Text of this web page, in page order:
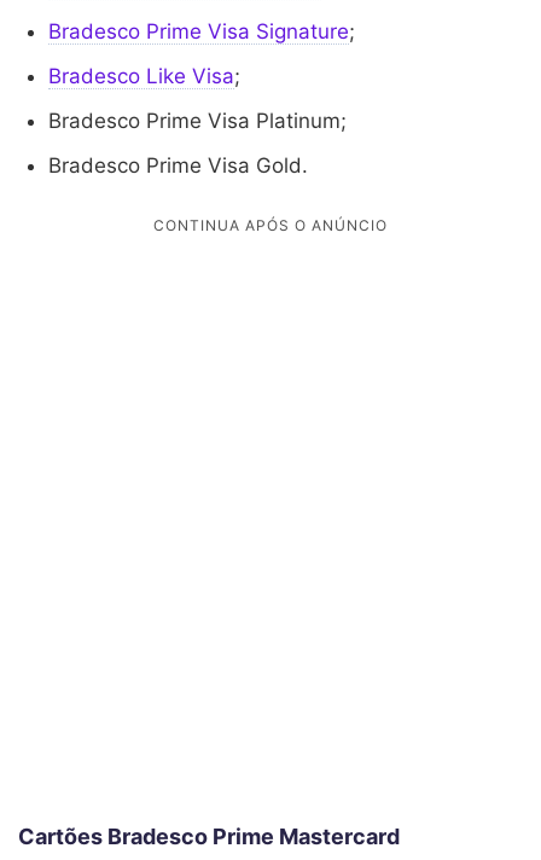
Bradesco Prime Visa Signature;
Bradesco Like Visa;
Bradesco Prime Visa Platinum;
Bradesco Prime Visa Gold.
Cartões Bradesco Prime Mastercard